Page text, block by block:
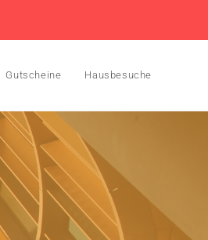
Gutscheine Hausbesuche